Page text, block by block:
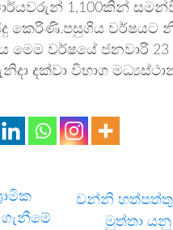
1,100කින්
කෙරිණි.පසුගිය වර්ෂයට
මෙම වර්ෂයේ ජනවාරි 23
දක්වා විභාග
වන්නි
මුත්තා